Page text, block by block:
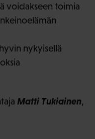
voidakseen toimia
nykyisellä
Matti Tukiainen,